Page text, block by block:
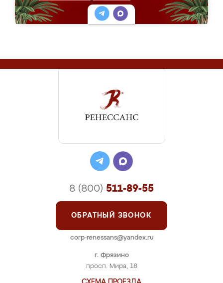
г. Фрязино
просп. Мира, 18
8 (800) 511-89-55
ОБРАТНЫЙ ЗВОНОК
corp-renessans@yandex.ru